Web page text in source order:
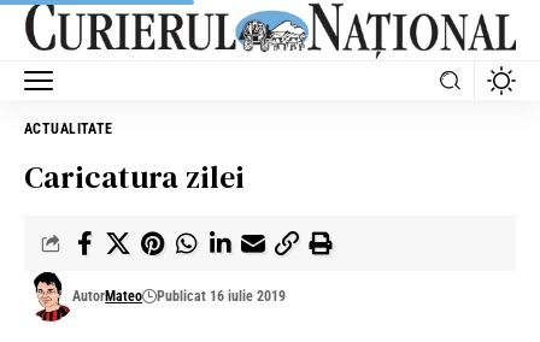
ACTUALITATE
Caricatura zilei
AutorMateo Publicat 16 iulie 2019